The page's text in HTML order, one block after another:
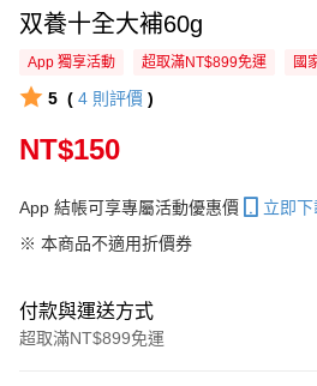
双養十全大補60g
App 獨享活動 超取滿NT$899免運 國
5 ( 4 則評價 )
NT$150
App 結帳可享專屬活動優惠價
立即下
※ 本商品不適用折價券
付款與運送方式
超取滿NT$899免運